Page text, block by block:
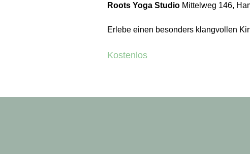
Roots Yoga Studio Mittelweg 146,
Erlebe einen besonders klangvollen
Kostenlos